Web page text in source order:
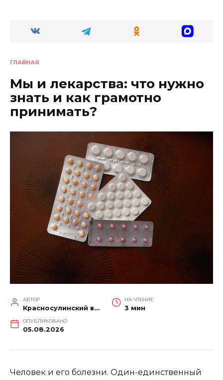
ГЛАВНАЯ
Мы и лекарства: что нужно
знать и как грамотно
принимать?
АВТОР
Красносулинский вестник
НА ЧТЕНИЕ
3 мин
ОПУБЛИКОВАНО
05.08.2026
Человек и его болезни. Один-единственный